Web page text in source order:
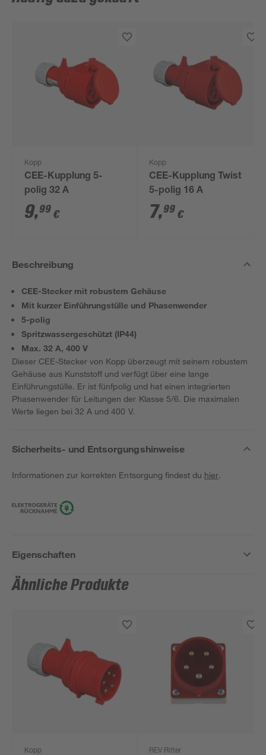
Kopp
CEE-Kupplung 5-
polig 32 A
9,99 €
Kopp
CEE-Kupplung Twist
5-polig 16 A
7,99 €
Beschreibung
CEE-Stecker mit robustem Gehäuse
Mit kurzer Einführungstülle und Phasenwender
5-polig
Spritzwassergeschützt (IP44)
Max. 32 A, 400 V
Dieser CEE-Stecker von Kopp überzeugt mit seinem robustem
Gehäuse aus Kunststoff und verfügt über eine lange
Einführungstülle. Er ist fünfpolig und hat einen integrierten
Phasenwender für Leitungen der Klasse 5/6. Die maximalen
Werte liegen bei 32 A und 400 V.
Sicherheits- und Entsorgungshinweise
Informationen zur korrekten Entsorgung findest du hier.
Eigenschaften
Ähnliche Produkte
Kopp REV Ritter